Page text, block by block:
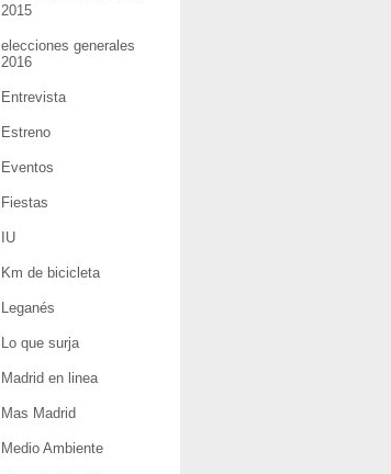
2015
elecciones generales
2016
Entrevista
Estreno
Eventos
Fiestas
IU
Km de bicicleta
Leganés
Lo que surja
Madrid en linea
Mas Madrid
Medio Ambiente